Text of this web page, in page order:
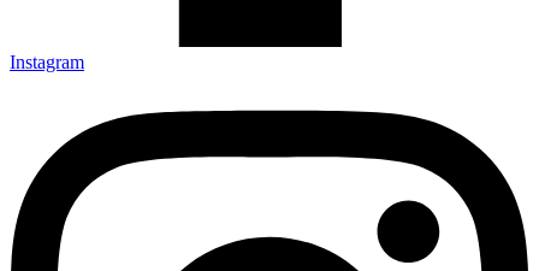
Instagram